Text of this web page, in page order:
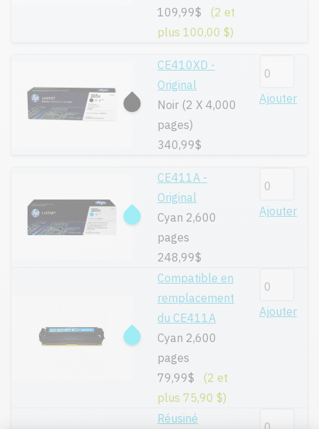
109,99$
(2 et
plus 100,00 $)
CE410XD -
Original
Noir (2 X 4,000
pages)
340,99$
Ajouter
CE411A -
Original
Cyan 2,600
pages
248,99$
Ajouter
Compatible en
remplacement
du CE411A
Cyan 2,600
pages
79,99$
(2 et
plus 75,90 $)
Ajouter
Réusiné